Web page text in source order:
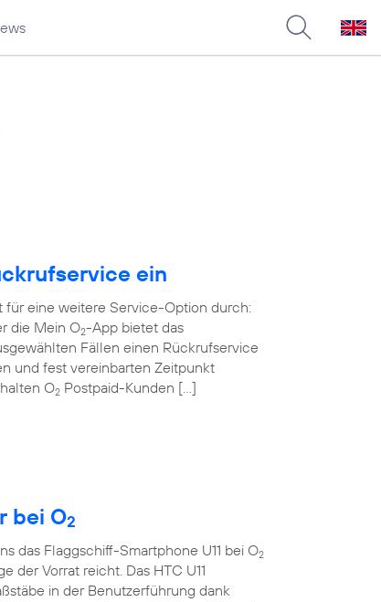
ein
eine weitere Service-Option durch:
die Mein O2-App bietet das
Fällen einen Rückrufservice
und fest vereinbarten Zeitpunkt
O2 Postpaid-Kunden […]
bei O2
das Flaggschiff-Smartphone U11 bei O2
der Vorrat reicht. Das HTC U11
in der Benutzerführung dank